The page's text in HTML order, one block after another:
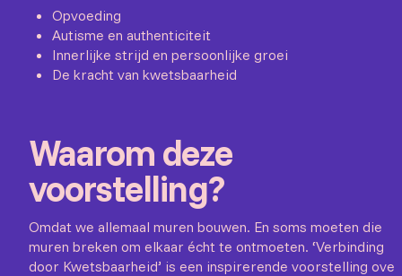
Opvoeding
Autisme en authenticiteit
Innerlijke strijd en persoonlijke groei
De kracht van kwetsbaarheid
Waarom deze
voorstelling?
Omdat we allemaal muren bouwen. En soms moeten die
muren breken om elkaar écht te ontmoeten. ‘Verbinding
door Kwetsbaarheid’ is een inspirerende voorstelling over